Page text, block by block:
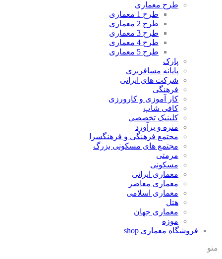
طرح معماری
طرح 1 معماری
طرح 2 معماری
طرح 3 معماری
طرح 4 معماری
طرح 5 معماری
پارک
پایانه مسافربری
شرکت های ایرانی
فرهنگی
کار آموزی و کارورزی
کافی شاپ
کلینیک تخصصی
متره و برآورد
مجتمع فرهنگی و فرهنگسرا
مجتمع های مسکونی بزرگ
مرمتی
مسکونی
معماری ایرانی
معماری معاصر
معماری اسلامی
هتل
معماری جهان
موزه
فروشگاه معماری shop
منو